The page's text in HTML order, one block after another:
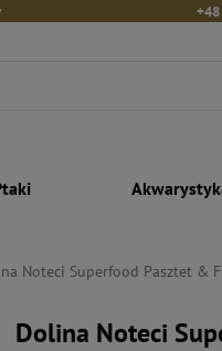
Noteci Superfood Pasztet &
Dolina Noteci